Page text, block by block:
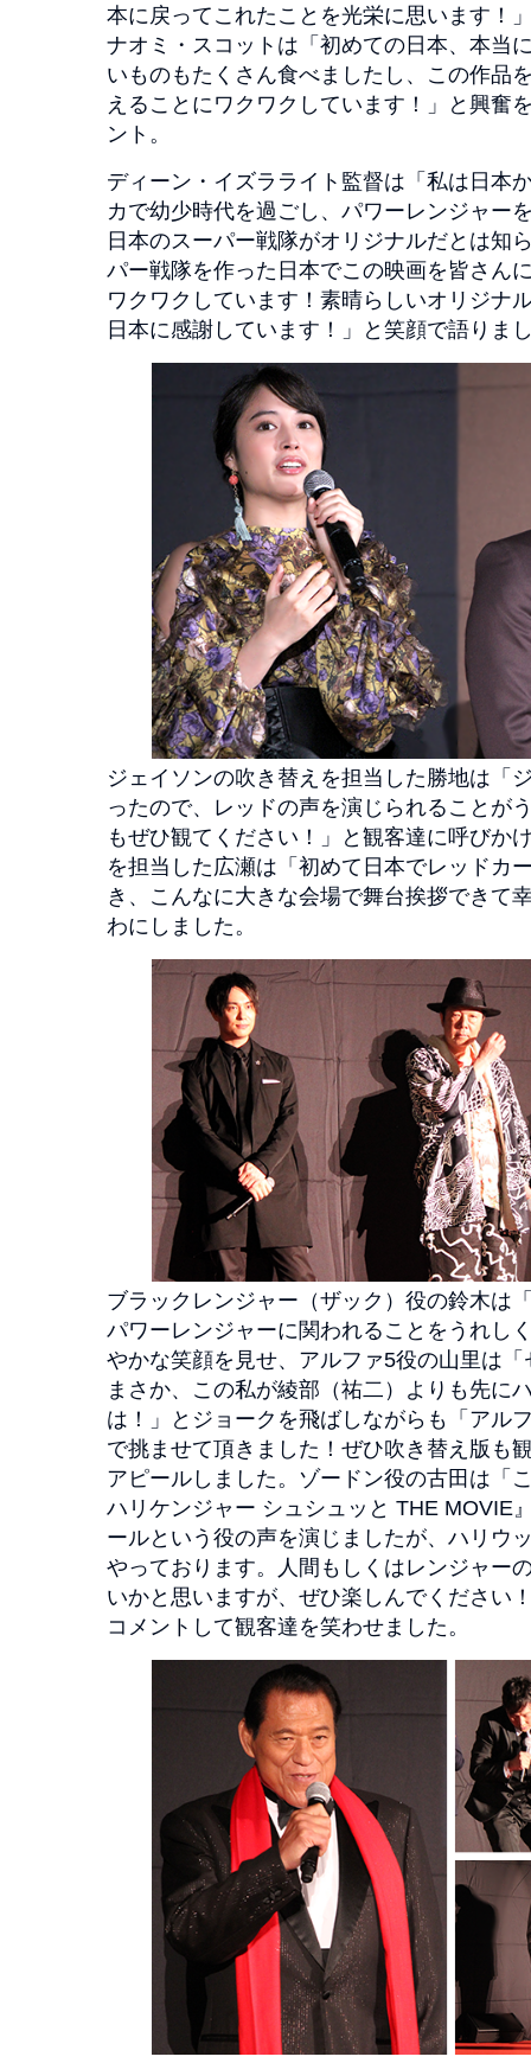
本に戻ってこれたことを光栄に思います！
ナオミ・スコットは「初めての日本、本当
いものもたくさん食べましたし、この作品
えることにワクワクしています！」と興奮
ント。
ディーン・イズラライト監督は「私は日本
カで幼少時代を過ごし、パワーレンジャー
日本のスーパー戦隊がオリジナルだとは知
パー戦隊を作った日本でこの映画を皆さん
ワクワクしています！素晴らしいオリジナ
日本に感謝しています！」と笑顔で語りま
ジェイソンの吹き替えを担当した勝地は「
ったので、レッドの声を演じられることが
もぜひ観てください！」と観客達に呼びか
を担当した広瀬は「初めて日本でレッドカ
き、こんなに大きな会場で舞台挨拶できて
わにしました。
ブラックレンジャー（ザック）役の鈴木は
パワーレンジャーに関われることをうれし
やかな笑顔を見せ、アルファ5役の山里は
まさか、この私が綾部（祐二）よりも先に
は！」とジョークを飛ばしながらも「アル
で挑ませて頂きました！ぜひ吹き替え版も
アピールしました。ゾードン役の古田は「
ハリケンジャー シュシュッと THE MOVIE
ールという役の声を演じましたが、ハリウ
やっております。人間もしくはレンジャー
いかと思いますが、ぜひ楽しんでください
コメントして観客達を笑わせました。